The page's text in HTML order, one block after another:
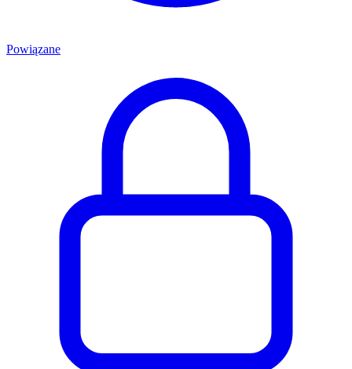
Powiązane